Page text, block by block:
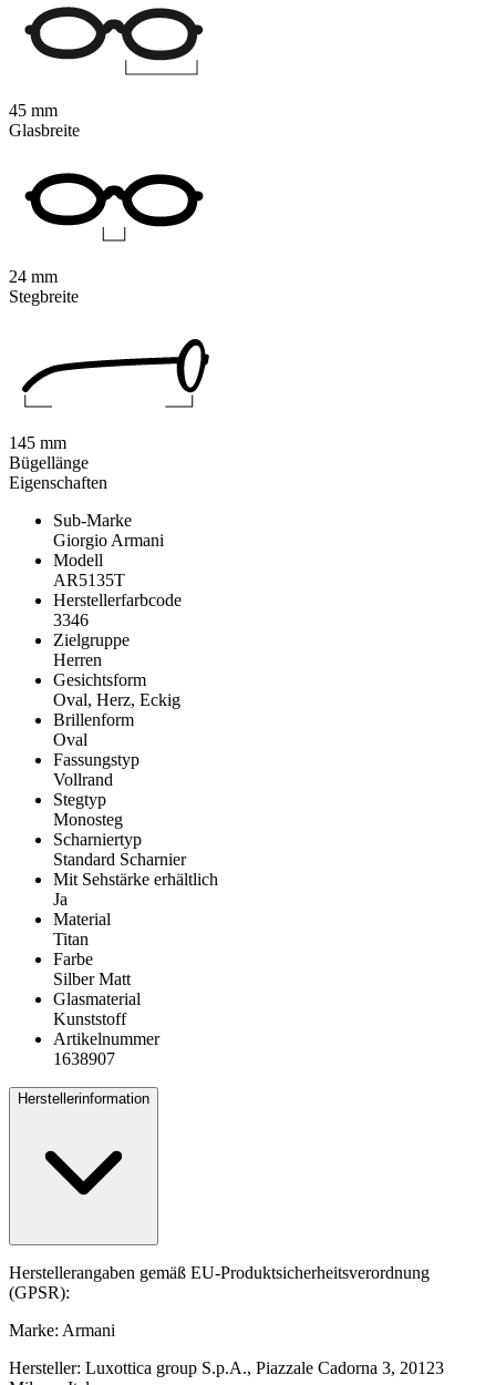
Eigenschaften
Sub-Marke
Giorgio Armani
Modell
AR5135T
Herstellerfarbcode
3346
Zielgruppe
Herren
Gesichtsform
Oval, Herz, Eckig
Brillenform
Oval
Fassungstyp
Vollrand
Stegtyp
Monosteg
Scharniertyp
Standard Scharnier
Mit Sehstärke erhältlich
Ja
Material
Titan
Farbe
Silber Matt
Glasmaterial
Kunststoff
Artikelnummer
1638907
Herstellerinformation
Herstellerangaben gemäß EU-Produktsicherheitsverordnung
(GPSR):
Marke: Armani
Hersteller: Luxottica group S.p.A., Piazzale Cadorna 3, 20123
45 mm
Glasbreite
24 mm
Stegbreite
145 mm
Bügellänge